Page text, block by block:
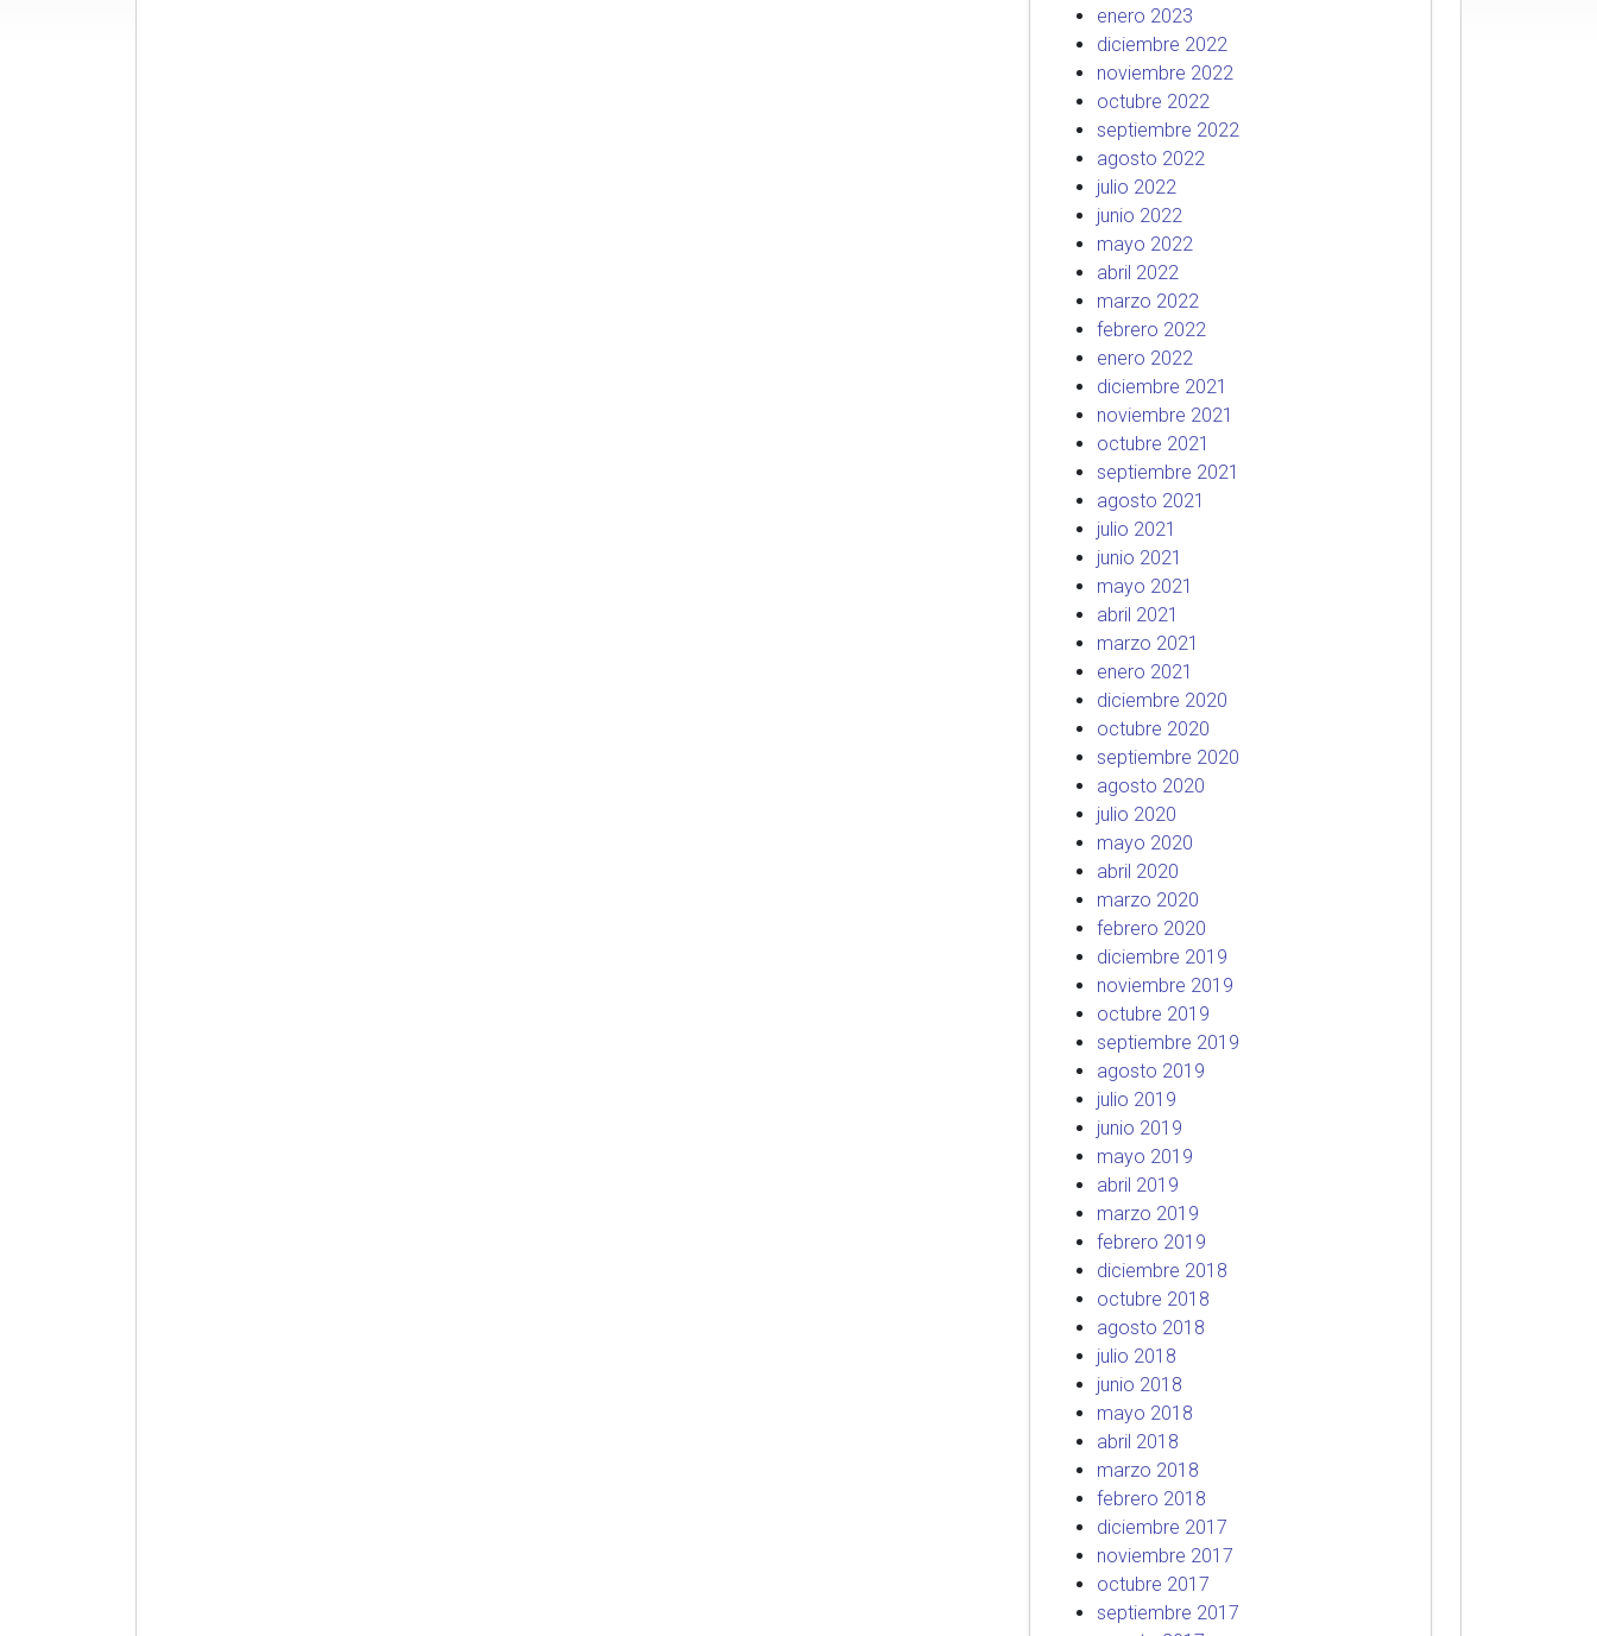
enero 2023
diciembre 2022
noviembre 2022
octubre 2022
septiembre 2022
agosto 2022
julio 2022
junio 2022
mayo 2022
abril 2022
marzo 2022
febrero 2022
enero 2022
diciembre 2021
noviembre 2021
octubre 2021
septiembre 2021
agosto 2021
julio 2021
junio 2021
mayo 2021
abril 2021
marzo 2021
enero 2021
diciembre 2020
octubre 2020
septiembre 2020
agosto 2020
julio 2020
mayo 2020
abril 2020
marzo 2020
febrero 2020
diciembre 2019
noviembre 2019
octubre 2019
septiembre 2019
agosto 2019
julio 2019
junio 2019
mayo 2019
abril 2019
marzo 2019
febrero 2019
diciembre 2018
octubre 2018
agosto 2018
julio 2018
junio 2018
mayo 2018
abril 2018
marzo 2018
febrero 2018
diciembre 2017
noviembre 2017
octubre 2017
septiembre 2017